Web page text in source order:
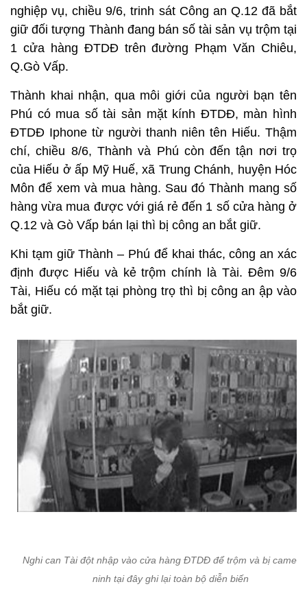
nghiệp vụ, chiều 9/6, trinh sát Công an Q.12 đã bắt
giữ đối tượng Thành đang bán số tài sản vụ trộm tại
1 cửa hàng ĐTDĐ trên đường Phạm Văn Chiêu,
Q.Gò Vấp.
Thành khai nhận, qua môi giới của người bạn tên
Phú có mua số tài sản mặt kính ĐTDĐ, màn hình
ĐTDĐ Iphone từ người thanh niên tên Hiếu. Thậm
chí, chiều 8/6, Thành và Phú còn đến tận nơi trọ
của Hiếu ở ấp Mỹ Huế, xã Trung Chánh, huyện Hóc
Môn để xem và mua hàng. Sau đó Thành mang số
hàng vừa mua được với giá rẻ đến 1 số cửa hàng ở
Q.12 và Gò Vấp bán lại thì bị công an bắt giữ.
Khi tạm giữ Thành – Phú để khai thác, công an xác
định được Hiếu và kẻ trộm chính là Tài. Đêm 9/6
Tài, Hiếu có mặt tại phòng trọ thì bị công an ập vào
bắt giữ.
Nghi can Tài đột nhập vào cửa hàng ĐTDĐ để trộm và bị
ninh tại đây ghi lại toàn bộ diễn biến